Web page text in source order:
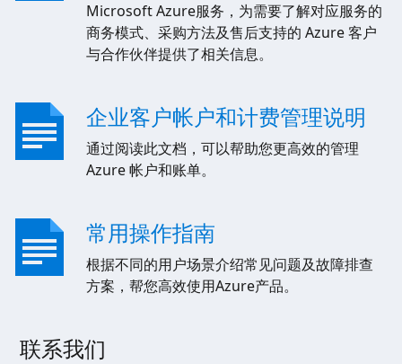
Microsoft Azure服务，为需要了解对应服务的
商务模式、采购方法及售后支持的 Azure 客户
与合作伙伴提供了相关信息。
企业客户帐户和计费管理说明
通过阅读此文档，可以帮助您更高效的管理
Azure 帐户和账单。
常用操作指南
根据不同的用户场景介绍常见问题及故障排查
方案，帮您高效使用Azure产品。
联系我们